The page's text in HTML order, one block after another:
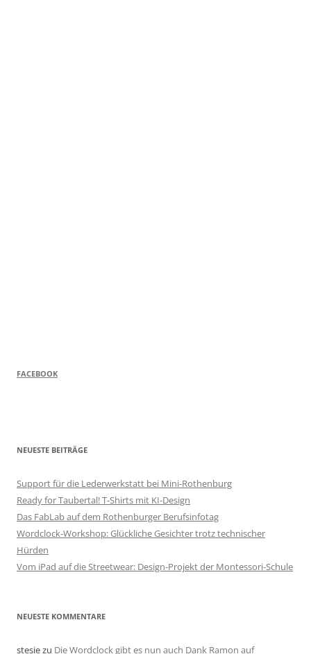
FACEBOOK
NEUESTE BEITRÄGE
Support für die Lederwerkstatt bei Mini-Rothenburg
Ready for Taubertal! T-Shirts mit KI-Design
Das FabLab auf dem Rothenburger Berufsinfotag
Wordclock-Workshop: Glückliche Gesichter trotz technischer
Hürden
Vom iPad auf die Streetwear: Design-Projekt der Montessori-Schule
NEUESTE KOMMENTARE
stesiezu Die Wordclock gibt es nun auch Dank Ramon auf